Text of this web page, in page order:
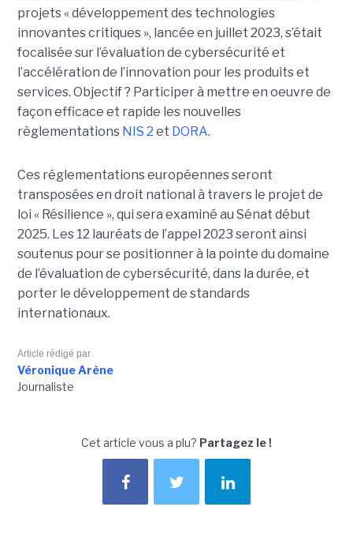
projets « développement des technologies
innovantes critiques », lancée en juillet 2023, s’était
focalisée sur l’évaluation de cybersécurité et
l’accélération de l’innovation pour les produits et
services. Objectif ? Participer à mettre en oeuvre de
façon efficace et rapide les nouvelles
règlementations NIS 2 et DORA.
Ces réglementations européennes seront
transposées en droit national à travers le projet de
loi « Résilience », qui sera examiné au Sénat début
2025. Les 12 lauréats de l’appel 2023 seront ainsi
soutenus pour se positionner à la pointe du domaine
de l’évaluation de cybersécurité, dans la durée, et
porter le développement de standards
internationaux.
Article rédigé par
Véronique Arène
Journaliste
Cet article vous a plu? Partagez le !